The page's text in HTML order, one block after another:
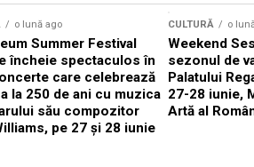
o lună ago
Summer Festival
încheie spectaculos în
care celebrează
la 250 de ani cu muzica
său compozitor
pe 27 și 28 iunie
CULTURĂ o
Weekend
sezonul de
Palatului
27-28 iunie,
Artă al